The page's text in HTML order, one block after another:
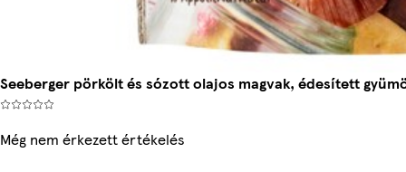
Seeberger pörkölt és sózott olajos magvak, édesített
Még nem érkezett értékelés